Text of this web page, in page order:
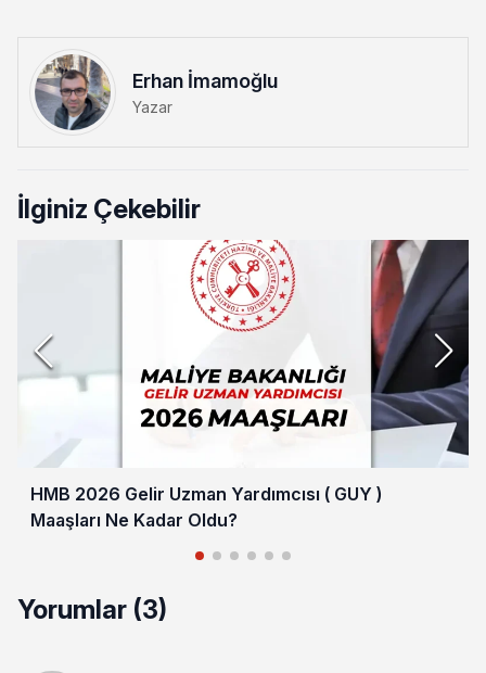
Erhan İmamoğlu
Yazar
İlginiz Çekebilir
HMB 2026 Gelir Uzman Yardımcısı ( GUY )
Maaşları Ne Kadar Oldu?
Yorumlar (3)